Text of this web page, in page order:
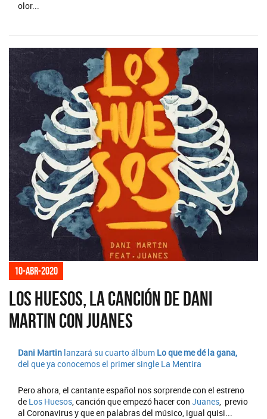
olor...
10-abr-2020
Los Huesos, la canción de Dani
Martin con Juanes
Dani Martin lanzará su cuarto álbum Lo que me dé la gana,
del que ya conocemos el primer single La Mentira
Pero ahora, el cantante español nos sorprende con el estreno
de Los Huesos, canción que empezó hacer con Juanes, previo
al Coronavirus y que en palabras del músico, igual quisi...